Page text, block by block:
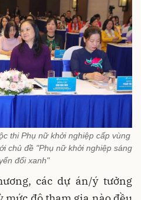
thi Phụ nữ khởi nghiệp cấp vùng
chủ đề "Phụ nữ khởi nghiệp sáng
đổi xanh"
các dự án/ý tưởng